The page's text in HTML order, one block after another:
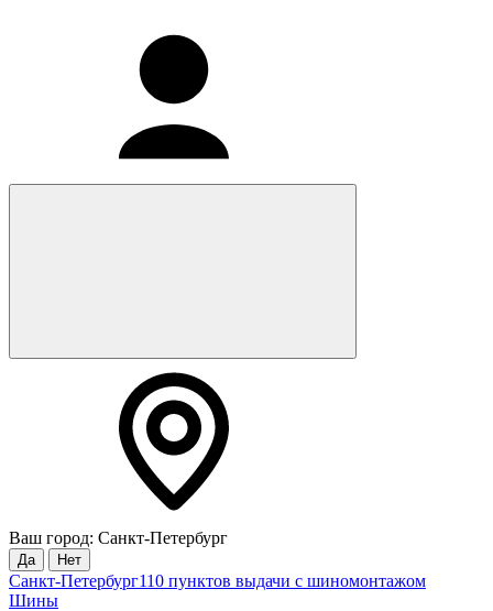
Ваш город: Санкт-Петербург
Да Нет
Санкт-Петербург110 пунктов выдачи с шиномонтажом
Шины